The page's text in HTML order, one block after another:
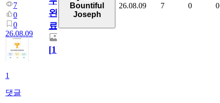
7
0
0
26.08.09
1
댓글
완
료
[1]
Bountiful
Joseph
26.08.09 7 0 0